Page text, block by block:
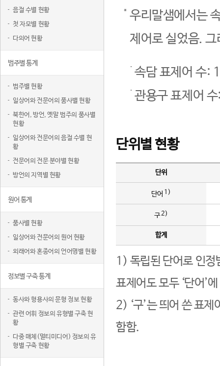
음절 수별 현황
첫 자모별 현황
다의어 현황
범주별 통계
범주별 현황
일상어와 전문어의 품사별 현황
북한어, 방언, 옛말 범주의 품사별
현황
일상어와 전문어의 음절 수별 현
황
전문어의 전문 분야별 현황
방언의 지역별 현황
원어 통계
품사별 현황
일상어와 전문어의 원어 현황
외래어와 혼종어의 언어명별 현황
정보별 구축 통계
동사와 형용사의 문형 정보 현황
관련 어휘 정보의 유형별 구축 현
황
다중 매체(멀티미디어) 정보의 유
형별 구축 현황
우리말샘에서는
제어로 실었음.
속담 표제어 수:
관용구 표제어
단위별 현황
단위
단어 1)
구2)
합계
1) 독립된 단어로 인정
표제어도 모두 ‘단어’
2) ‘구’는 띄어 쓴 표
함함.